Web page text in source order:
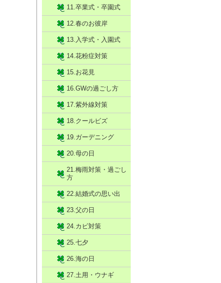
11.卒業式・卒園式
12.春のお彼岸
13.入学式・入園式
14.花粉症対策
15.お花見
16.GWの過ごし方
17.紫外線対策
18.クールビズ
19.ガーデニング
20.母の日
21.梅雨対策・過ごし
方
22.結婚式の思い出
23.父の日
24.カビ対策
25.七夕
26.海の日
27.土用・ウナギ